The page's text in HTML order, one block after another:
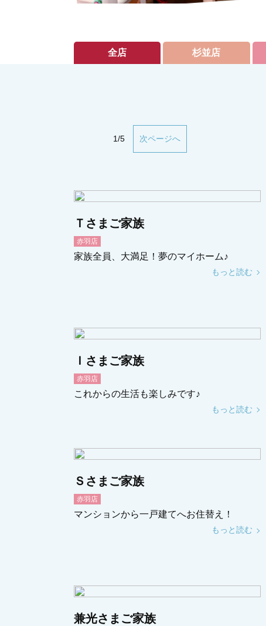
全店 杉並店
1/5 次ページへ
Ｔさまご家族
赤羽店
家族全員、大満足！夢のマイホーム♪
もっと読む
Ｉさまご家族
赤羽店
これからの生活も楽しみです♪
もっと読む
Ｓさまご家族
赤羽店
マンションから一戸建てへお住替え！
もっと読む
兼光さまご家族